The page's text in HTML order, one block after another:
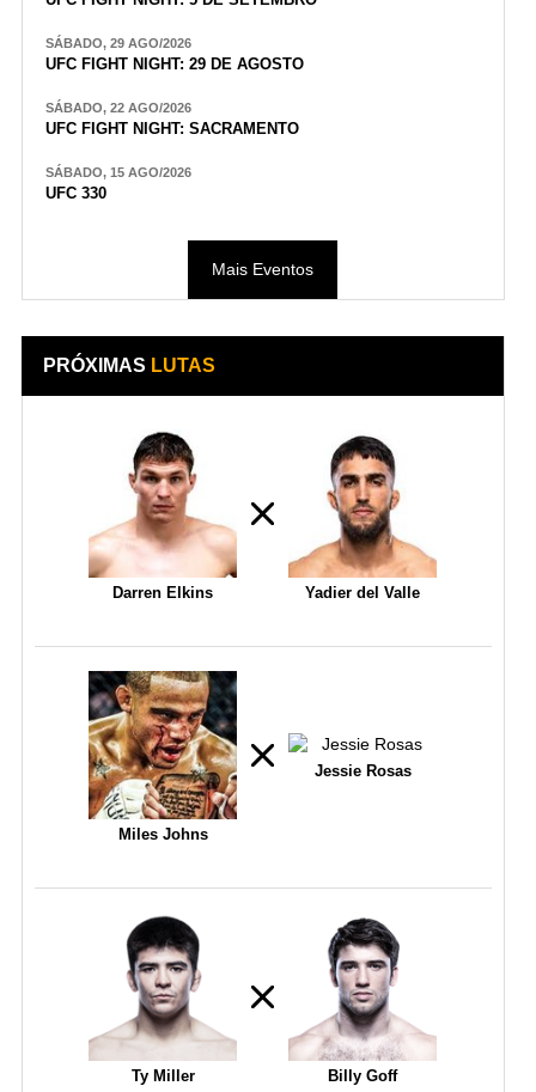
SÁBADO, 29 AGO/2026
UFC FIGHT NIGHT: 29 DE AGOSTO
SÁBADO, 22 AGO/2026
UFC FIGHT NIGHT: SACRAMENTO
SÁBADO, 15 AGO/2026
UFC 330
Mais Eventos
PRÓXIMAS LUTAS
Darren Elkins Yadier del Valle
Miles Johns
Jessie Rosas
Ty Miller Billy Goff